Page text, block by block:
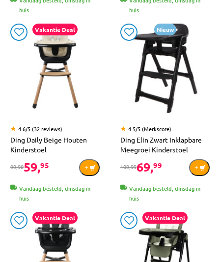
huis
huis
Vakantie Deal
4.6/5 (32 reviews)
Ding Daily Beige Houten
Kinderstoel
99,9059,95
Vandaag besteld, dinsdag in
huis
Nieuw
4.5/5 (Merkscore)
Ding Elin Zwart Inklapbare
Meegroei Kinderstoel
109,9969,99
Vandaag besteld, dinsdag in
huis
Vakantie Deal Vakantie Deal